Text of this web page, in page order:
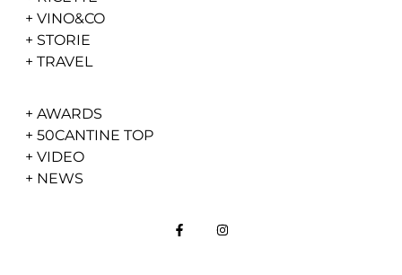
+ VINO&CO
+ STORIE
+ TRAVEL
+ AWARDS
+ 50CANTINE TOP
+ VIDEO
+ NEWS